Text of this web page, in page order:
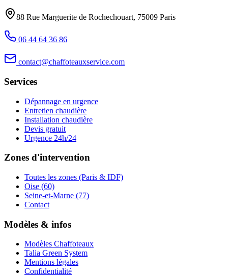
88 Rue Marguerite de Rochechouart, 75009 Paris
06 44 64 36 86
contact@chaffoteauxservice.com
Services
Dépannage en urgence
Entretien chaudière
Installation chaudière
Devis gratuit
Urgence 24h/24
Zones d'intervention
Toutes les zones (Paris & IDF)
Oise (60)
Seine-et-Marne (77)
Contact
Modèles & infos
Modèles Chaffoteaux
Talia Green System
Mentions légales
Confidentialité